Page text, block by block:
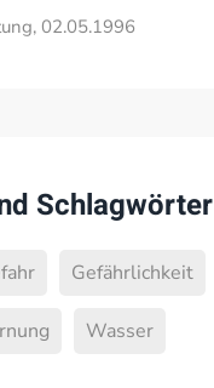
02.05.1996
Schlagwörter
Gefährlichkeit
Wasser